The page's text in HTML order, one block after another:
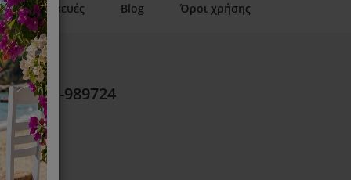
Επισκευές Blog Όροι χρήσης
SS-989724